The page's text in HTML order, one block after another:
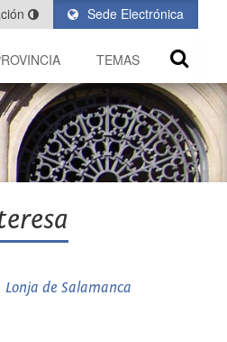
Sede Electrónica
TEMAS
Lonja de Salamanca